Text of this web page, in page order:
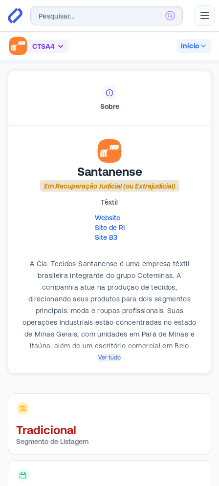
CTSA4 Início
Sobre
Santanense
Em Recuperação Judicial (ou Extrajudicial)
Têxtil
Website
Site de RI
Site B3
A Cia. Tecidos Santanense é uma empresa têxtil
brasileira integrante do grupo Coteminas. A
companhia atua na produção de tecidos,
direcionando seus produtos para dois segmentos
principais: moda e roupas profissionais. Suas
operações industriais estão concentradas no estado
de Minas Gerais, com unidades em Pará de Minas e
Itaúna, além de um escritório comercial em Belo
Horizonte. A Santanense possui capacidade produtiva
brasileiro quanto o internacional.
Ver tudo
Tradicional
Segmento de Listagem